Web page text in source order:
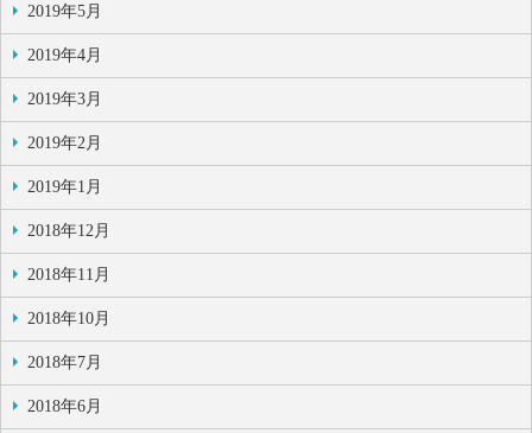
2019年5月
2019年4月
2019年3月
2019年2月
2019年1月
2018年12月
2018年11月
2018年10月
2018年7月
2018年6月